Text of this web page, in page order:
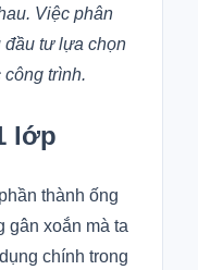
Việc phân
đầu tư lựa chọn
trình.
lớp
thành ống
gân xoắn mà ta
chính trong